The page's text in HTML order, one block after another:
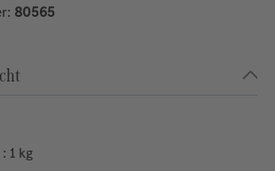
80565
: 1 kg